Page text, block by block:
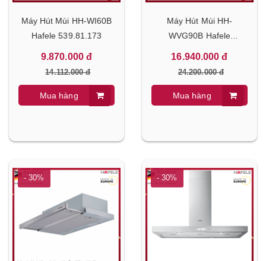
Máy Hút Mùi HH-WI60B
Hafele 539.81.173
9.870.000 đ
14.112.000 đ
Mua hàng
Máy Hút Mùi HH-
WVG90B Hafele
539.89.335
16.940.000 đ
24.200.000 đ
Mua hàng
- 30% - 30%